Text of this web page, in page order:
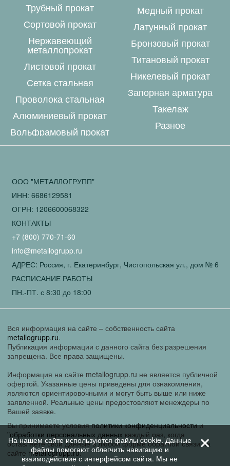
Трубный прокат
Сортовой прокат
Нержавеющий
металлопрокат
Листовой прокат
Сетка стальная
Проволока стальная
Алюминиевый прокат
Вольфрамовый прокат
Медный прокат
Латунный прокат
Бронзовый прокат
Титановый прокат
Никелевый прокат
Запорная арматура
Такелаж
Разное
ООО "МЕТАЛЛОГРУПП"
ИНН: 6686129581
ОГРН: 1206600068322
КОНТАКТЫ
+7 (800) 770-71-60
info@metallogrupp.ru
АДРЕС: Россия, г. Екатеринбург, Чистопольская ул., дом № 6
РАСПИСАНИЕ РАБОТЫ
ПН.-ПТ. с 8:30 до 18:00
Вся информация на сайте – собственность сайта
metallogrupp.ru.
Публикация информации с данного сайта без разрешения
запрещена. Все права защищены.
Информация на сайте metallogrupp.ru не является публичной
офертой. Указанные цены приведены для ознакомления,
являются ориентировочными и могут быть выше или ниже
заявленной. Реальные цены предостовляют менеждеры по
Вашей заявке.
Вы принимаете условияполитики конфиденциальностии
"обработки персональных данных каждый раз, когда
оставляете свои данные в любой форме обратной связи на
сайте metallogrupp.ru.
На нашем сайте используются файлы cookie. Данные
файлы помогают облегчить навигацию и
взаимодействие с интерфейсом сайта. Мы не
+